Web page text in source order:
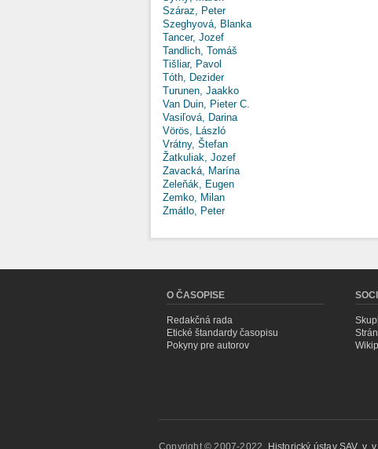
Száraz, Peter
Szeghyová, Blanka
Tancer, Jozef
Tandlich, Tomáš
Tišliar, Pavol
Tóth, Dezider
Turunen, Jaakko
Van Duin, Pieter C.
Vasiľová, Darina
Vörös, László
Vrátny, Štefan
Žatkuliak, Jozef
Zavacká, Marína
Zeleňák, Eugen
Zemko, Milan
Zmátlo, Peter
O ČASOPISE
Redakčná rada
Etické štandardy časopisu
Pokyny pre autorov